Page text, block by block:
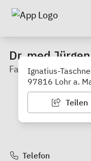
Dr. med
Facharzt für
Ignatius-
97816 Lohr a.
Teilen
Telefon